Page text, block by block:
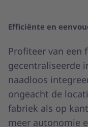
Efficiënte en
Profiteer van een
gecentraliseerde
naadloos
ongeacht de
fabriek als op
meer autonomie